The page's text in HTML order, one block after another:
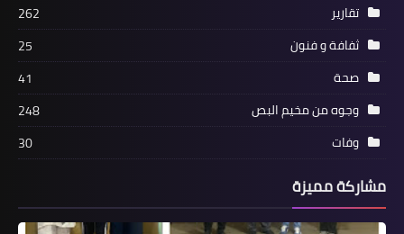
تسليم المعتدين على مسؤول الصاعقة
تقارير
262
ثفافة و فنون
25
صحة
41
وجوه من مخيم البص
248
وفات
30
مشاركة مميزة